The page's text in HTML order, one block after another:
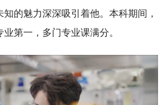
的魅力深深吸引着他。本科期间，
第一，多门专业课满分。